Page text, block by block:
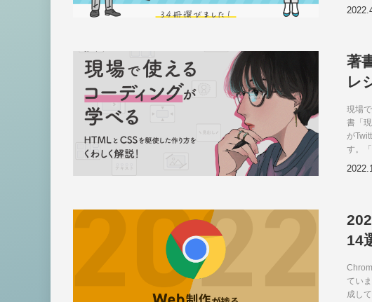
著
レ
現場
書「
が
す。
でき
デア
14
てい
成し